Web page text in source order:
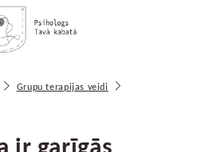
Grupu terapijas veidi